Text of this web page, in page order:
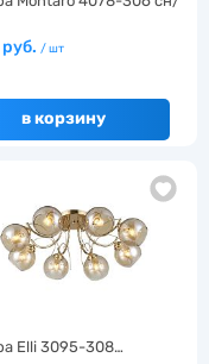
/ шт
в корзину
Elli 3095-308…